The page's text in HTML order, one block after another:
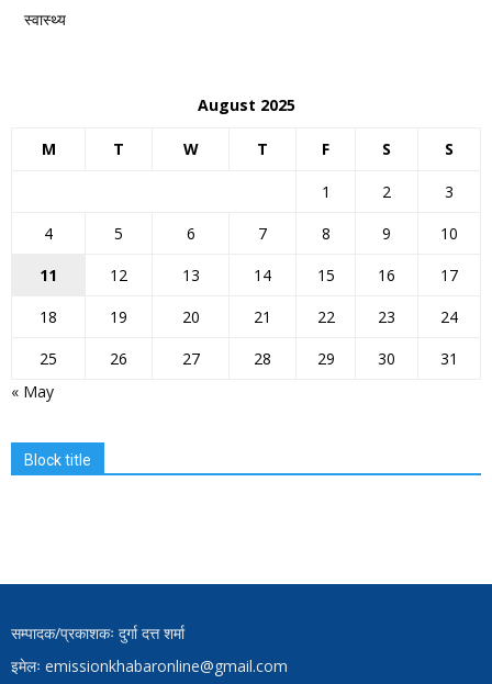
स्वास्थ्य
August 2025
M T W T F S S
1 2
3
4
5 6 7 8 9
10
11
12 13 14 15 16
17
18
19 20 21 22 23
24
25
26 27 28 29 30
31
« May
Block title
सम्पादक/प्रकाशकः दुर्गा दत्त शर्मा
इमेलः emissionkhabaronline@gmail.com